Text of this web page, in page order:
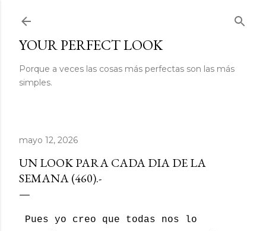
YOUR PERFECT LOOK
Porque a veces las cosas más perfectas son las más
simples.
mayo 12, 2026
UN LOOK PARA CADA DIA DE LA
SEMANA (460).-
Pues yo creo que todas nos lo